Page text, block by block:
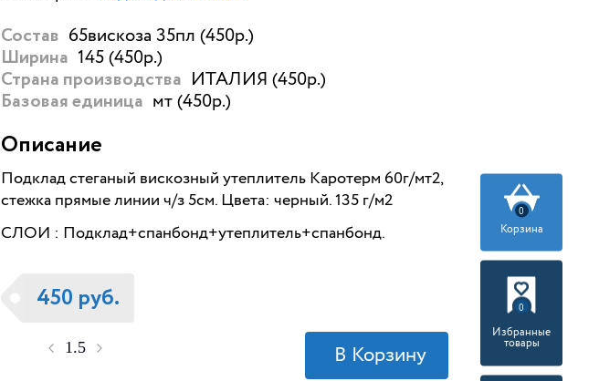
Состав 65вискоза 35пл (450р.)
Ширина 145 (450р.)
Страна производства ИТАЛИЯ (450р.)
Базовая единица мт (450р.)
Описание
Подклад стеганый вискозный утеплитель Каротерм 60г/мт2,
стежка прямые линии ч/з 5см. Цвета: черный. 135 г/м2
СЛОИ : Подклад+спанбонд+утеплитель+спанбонд.
450 руб.
0
Корзина
0
Избранные
товары